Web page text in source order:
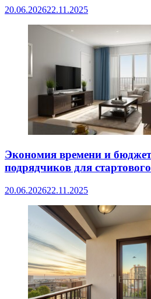
20.06.202622.11.2025
Экономия времени и
подрядчиков для
20.06.202622.11.2025